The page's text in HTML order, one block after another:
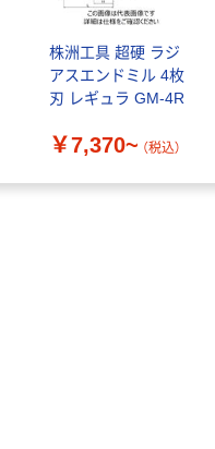
株洲工具 超硬 ラジ
アスエンドミル 4枚
刃 レギュラ GM-4R
￥7,370~ （税込）